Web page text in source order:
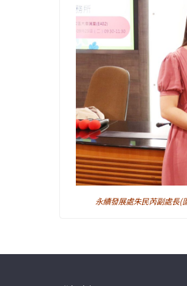
永續發展處朱民芮副處長(